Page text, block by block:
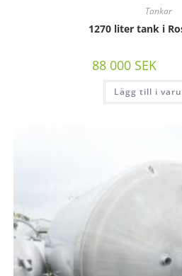
Tankar
1270 liter tank i
88 000 SEK
Lägg till i